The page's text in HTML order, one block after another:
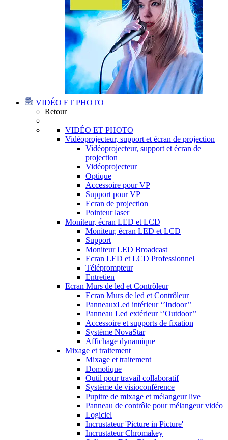
VIDÉO ET PHOTO
Retour
VIDÉO ET PHOTO
Vidéoprojecteur, support et écran de projection
Vidéoprojecteur, support et écran de
projection
Vidéoprojecteur
Optique
Accessoire pour VP
Support pour VP
Ecran de projection
Pointeur laser
Moniteur, écran LED et LCD
Moniteur, écran LED et LCD
Support
Moniteur LED Broadcast
Ecran LED et LCD Professionnel
Téléprompteur
Entretien
Ecran Murs de led et Contrôleur
Ecran Murs de led et Contrôleur
PanneauxLed intérieur ‘’Indoor’’
Panneau Led extérieur ‘’Outdoor’’
Accessoire et supports de fixation
Système NovaStar
Affichage dynamique
Mixage et traitement
Mixage et traitement
Domotique
Outil pour travail collaboratif
Système de visioconférence
Pupitre de mixage et mélangeur live
Panneau de contrôle pour mélangeur vidéo
Logiciel
Incrustateur 'Picture in Picture'
Incrustateur Chromakey